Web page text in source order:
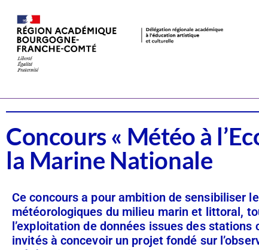
Concours « Météo à
la Marine Nationale
Ce concours a pour ambition de sensibiliser
météorologiques du milieu marin et littoral,
l’exploitation de données issues des stations
invités à concevoir un projet fondé sur